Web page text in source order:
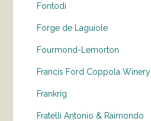
Fontodi
Forge de Laguiole
Fourmond-Lemorton
Francis Ford Coppola Winery
Frankrig
Fratelli Antonio & Raimondo